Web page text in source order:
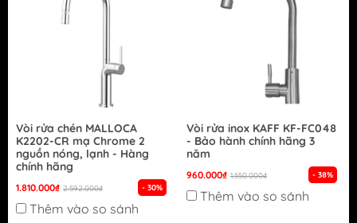
Vòi rửa chén MALLOCA
K2202-CR mạ Chrome 2
nguồn nóng, lạnh - Hàng
chính hãng
1.810.000₫ 2.592.000₫ - 30%
Thêm vào so sánh
Vòi rửa inox KAFF KF-FC048
- Bảo hành chính hãng 3
năm
960.000₫ 1.550.000₫ - 38%
Thêm vào so sánh